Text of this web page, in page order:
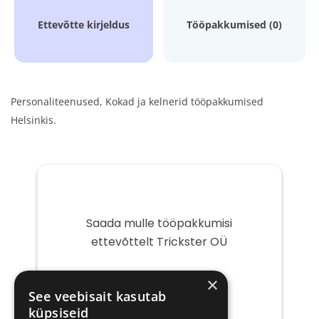
Ettevõtte kirjeldus Tööpakkumised (0)
Personaliteenused, Kokad ja kelnerid tööpakkumised
Helsinkis.
Saada mulle tööpakkumisi
ettevõttelt Trickster OÜ
post
×
See veebisait kasutab
küpsiseid